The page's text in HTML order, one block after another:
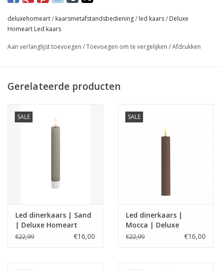
Sfeervolle kaarsen zonder vuurgevaar!
werkt op 2 AAA-batterijen, niet bijgeleverd
deluxehomeart/ kaarsmetafstandsbediening/ led kaars/ Deluxe
Homeart Led kaars
Aan verlanglijst toevoegen /Toevoegen om te vergelijken /Afdrukken
Gerelateerde producten
SALE
Led dinerkaars | Sand
| Deluxe Homeart
€22,99 €16,00
SALE
Led dinerkaars |
Mocca | Deluxe
Homeart
€22,99 €16,00